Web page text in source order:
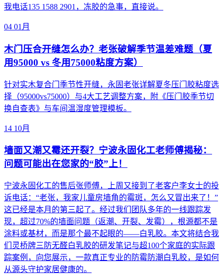
我电话135 1588 2901，冻胶的急事，直接说。
04 01月
木门压合开缝怎么办？老张破解季节温差难题（夏
用95000 vs 冬用75000粘度方案）
针对实木复合门季节性开缝，永固老张详解夏冬压门胶粘度选
择（95000vs75000）与4大工艺调整方案，附《压门胶季节切
换自查表》与车间温湿度管理模板。
14 10月
墙面又潮又霉还开裂？宁波永固化工老师傅揭秘：
问题可能出在您家的“胶”上！
宁波永固化工的售后张师傅，上周又接到了老客户李女士的投
诉电话：“老张，我家儿童房墙角的霉斑，怎么又冒出来了！”
这已经是本月的第三起了。经过我们团队多年的一线跟踪发
现，超过70%的墙面问题（返潮、开裂、发霉），根源都不是
涂料或基材，而是那个最不起眼的——白乳胶。本文将结合我
们灵桥牌三防无醛白乳胶的研发笔记与超100个家庭的实际跟
踪案例，向您展示，一款真正专业的防霉防潮白乳胶，是如何
从源头守护家居健康的。